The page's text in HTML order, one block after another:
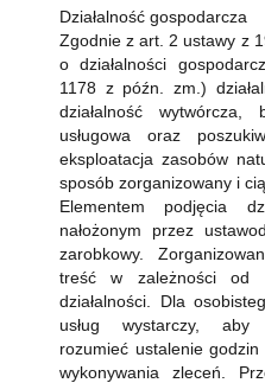
Działalność gospodarcza
Zgodnie z art. 2 ustawy z
o działalności
1178 z późn. zm.)
działalność wytwórcza,
usługowa oraz
eksploatacja zasobów
sposób zorganizowany i
Elementem podjęcia
nałożonym przez
zarobkowy.
treść w zależności od
działalności. Dla
usług wystarczy, aby
rozumieć ustalenie
wykonywania zleceń.